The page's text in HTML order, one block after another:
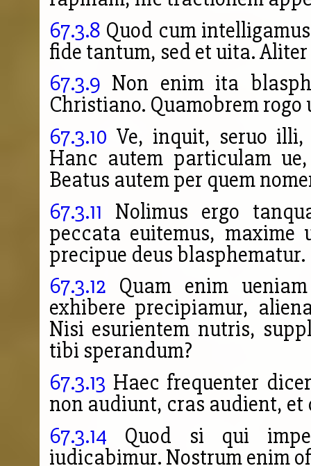
67.3.8 Quod cum
fide tantum, sed et uita.
67.3.9 Non enim ita
Christiano. Quamobrem
67.3.10 Ve, inquit, seruo
Hanc autem particulam
Beatus autem per quem
67.3.11 Nolimus ergo
peccata euitemus, maxime
precipue deus blasphematur.
67.3.12 Quam enim
exhibere precipiamur,
Nisi esurientem nutris,
tibi sperandum?
67.3.13 Haec frequenter
non audiunt, cras audient, et
67.3.14 Quod si qui
iudicabimur. Nostrum enim